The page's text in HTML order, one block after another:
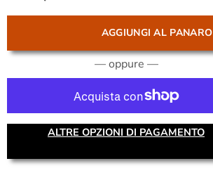
AGGIUNGI AL PANARO
— oppure —
ALTRE OPZIONI DI PAGAMENTO